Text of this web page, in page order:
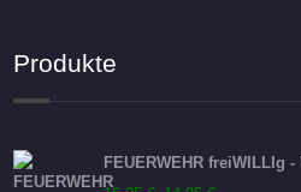
Produkte
FEUERWEHR freiWILLIg -